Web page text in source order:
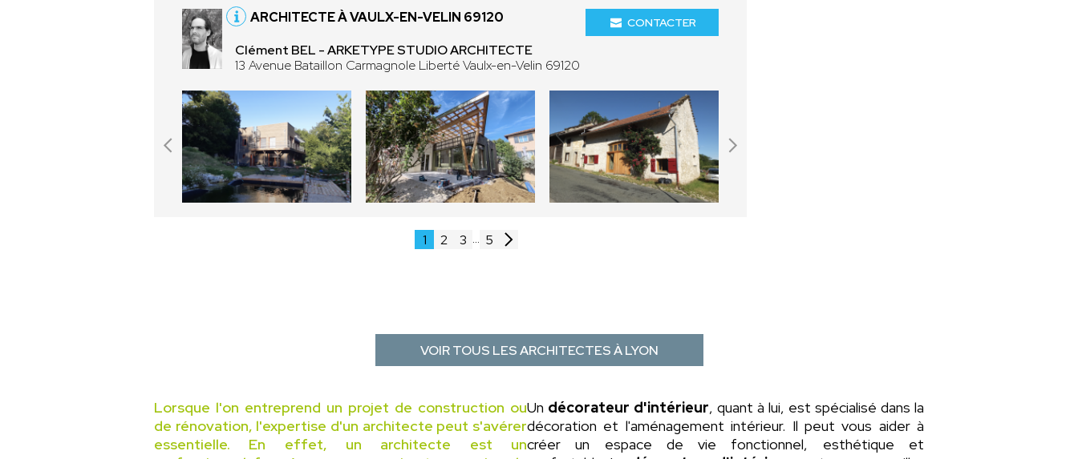
ARCHITECTE À VAULX-EN-VELIN 69120
Clément BEL - ARKETYPE STUDIO ARCHITECTE
13 Avenue Bataillon Carmagnole Liberté Vaulx-en-Velin 69120
CONTACTER
1 2 3 ... 5
VOIR TOUS LES ARCHITECTES À LYON
Lorsque l'on entreprend un projet de construction ou
de rénovation, l'expertise d'un architecte peut s'avérer
essentielle. En effet, un architecte est un
Un décorateur d'intérieur, quant à lui, est spécialisé dans la
décoration et l'aménagement intérieur. Il peut vous aider à
créer un espace de vie fonctionnel, esthétique et